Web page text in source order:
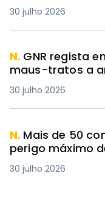
30 julho 2026
N. GNR regista
maus-tratos a
30 julho 2026
N. Mais de 50
perigo máximo
30 julho 2026